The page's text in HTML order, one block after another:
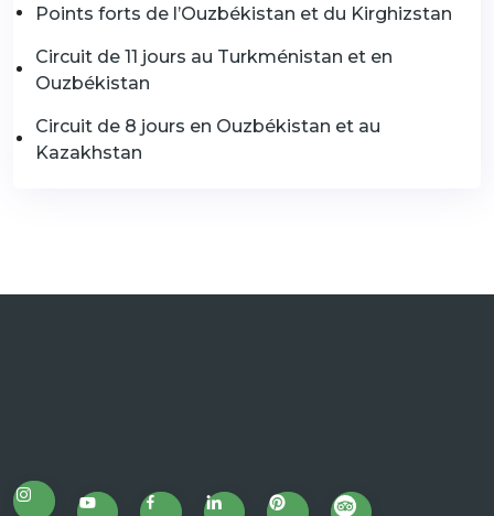
Points forts de l’Ouzbékistan et du Kirghizstan
Circuit de 11 jours au Turkménistan et en
Ouzbékistan
Circuit de 8 jours en Ouzbékistan et au
Kazakhstan